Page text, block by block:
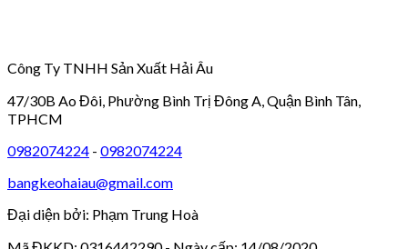
Công Ty TNHH Sản Xuất Hải Âu
47/30B Ao Đôi, Phường Bình Trị Đông A, Quận Bình Tân,
TPHCM
0982074224 - 0982074224
bangkeohaiau@gmail.com
Đại diện bởi: Phạm Trung Hoà